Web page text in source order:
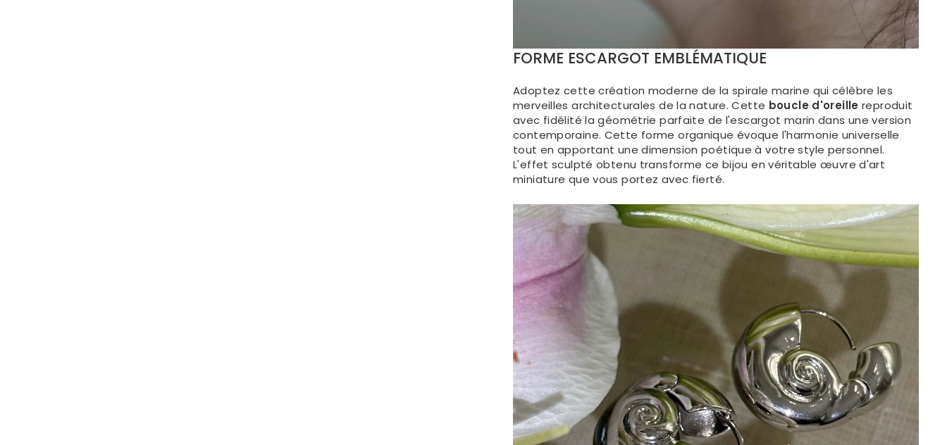
FORME ESCARGOT EMBLÉMATIQUE
Adoptez cette création moderne de la spirale marine qui célèbre les
merveilles architecturales de la nature. Cette boucle d'oreille reproduit
avec fidélité la géométrie parfaite de l'escargot marin dans une version
contemporaine. Cette forme organique évoque l'harmonie universelle
tout en apportant une dimension poétique à votre style personnel.
L'effet sculpté obtenu transforme ce bijou en véritable œuvre d'art
miniature que vous portez avec fierté.